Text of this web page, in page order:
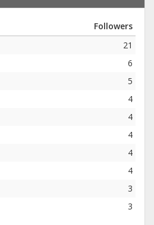
Followers
21
6
5
4
4
4
4
4
3
3